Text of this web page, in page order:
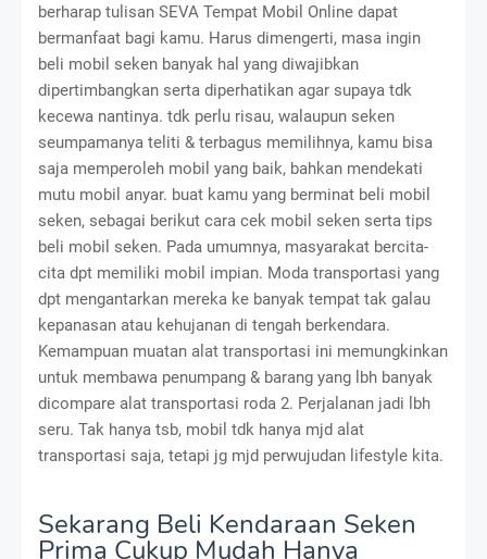
berharap tulisan SEVA Tempat Mobil Online dapat
bermanfaat bagi kamu. Harus dimengerti, masa ingin
beli mobil seken banyak hal yang diwajibkan
dipertimbangkan serta diperhatikan agar supaya tdk
kecewa nantinya. tdk perlu risau, walaupun seken
seumpamanya teliti & terbagus memilihnya, kamu bisa
saja memperoleh mobil yang baik, bahkan mendekati
mutu mobil anyar. buat kamu yang berminat beli mobil
seken, sebagai berikut cara cek mobil seken serta tips
beli mobil seken. Pada umumnya, masyarakat bercita-
cita dpt memiliki mobil impian. Moda transportasi yang
dpt mengantarkan mereka ke banyak tempat tak galau
kepanasan atau kehujanan di tengah berkendara.
Kemampuan muatan alat transportasi ini memungkinkan
untuk membawa penumpang & barang yang lbh banyak
dicompare alat transportasi roda 2. Perjalanan jadi lbh
seru. Tak hanya tsb, mobil tdk hanya mjd alat
transportasi saja, tetapi jg mjd perwujudan lifestyle kita.
Sekarang Beli Kendaraan Seken
Prima Cukup Mudah Hanya